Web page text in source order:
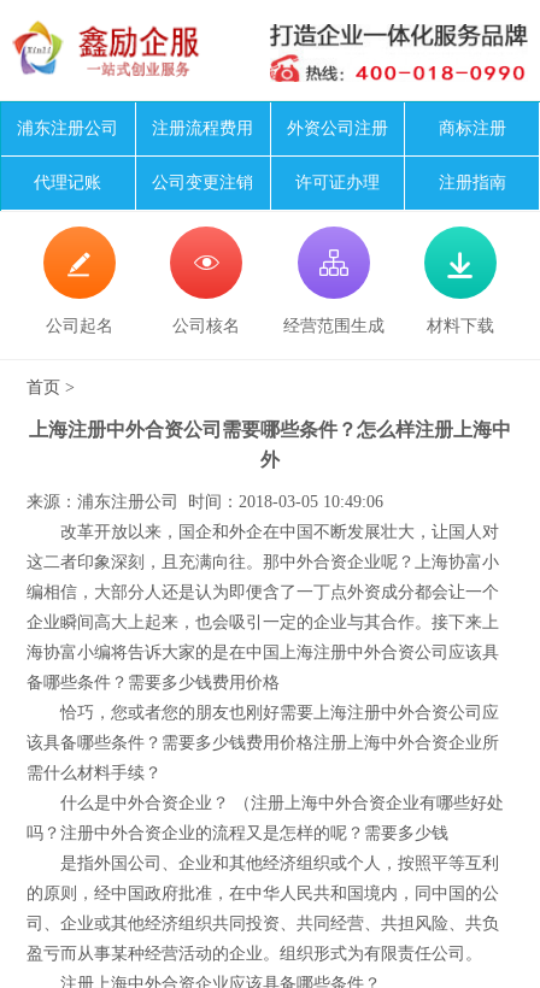
浦东注册公司 注册流程费用 外资公司注册 商标注册
代理记账 公司变更注销 许可证办理 注册指南

公司起名

公司核名

经营范围生成

材料下载
首页 >
上海注册中外合资公司需要哪些条件？怎么样注册上海中
外
来源：浦东注册公司 时间：2018-03-05 10:49:06
改革开放以来，国企和外企在中国不断发展壮大，让国人对
这二者印象深刻，且充满向往。那中外合资企业呢？上海协富小
编相信，大部分人还是认为即便含了一丁点外资成分都会让一个
企业瞬间高大上起来，也会吸引一定的企业与其合作。接下来上
海协富小编将告诉大家的是在中国上海注册中外合资公司应该具
备哪些条件？需要多少钱费用价格
恰巧，您或者您的朋友也刚好需要上海注册中外合资公司应
该具备哪些条件？需要多少钱费用价格注册上海中外合资企业所
需什么材料手续？
什么是中外合资企业？ （注册上海中外合资企业有哪些好处
吗？注册中外合资企业的流程又是怎样的呢？需要多少钱
是指外国公司、企业和其他经济组织或个人，按照平等互利
的原则，经中国政府批准，在中华人民共和国境内，同中国的公
司、企业或其他经济组织共同投资、共同经营、共担风险、共负
盈亏而从事某种经营活动的企业。组织形式为有限责任公司。
注册上海中外合资企业应该具备哪些条件？